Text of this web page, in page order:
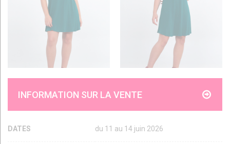
INFORMATION SUR LA VENTE
DATES du 11 au 14 juin 2026